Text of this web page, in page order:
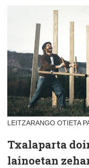
LEITZARANGO OTIETA
Txalaparta
lainoetan